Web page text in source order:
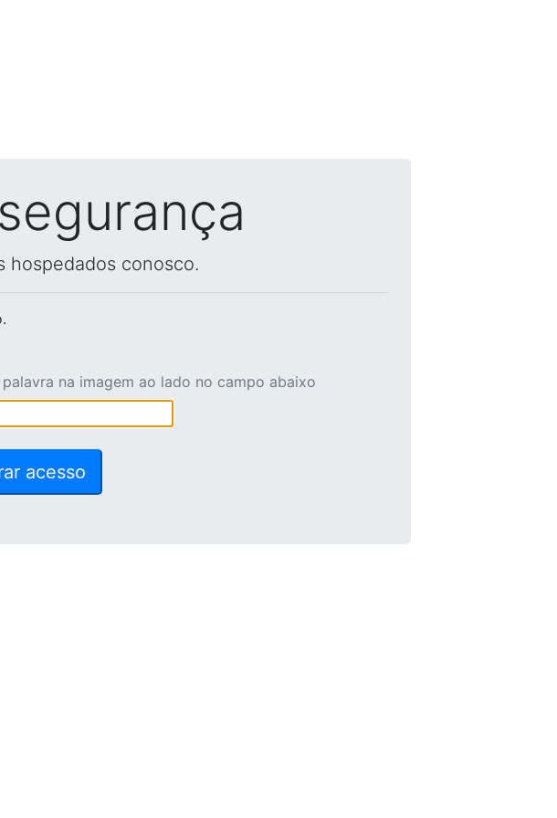
hospedados conosco.
na imagem ao lado no campo abaixo